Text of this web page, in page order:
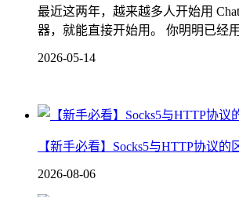
最近这两年，越来越多人开始用
器，就能直接开始用。 你明明已经
2026-05-14
【新手必看】Socks5与HTTP协议的
2026-08-06